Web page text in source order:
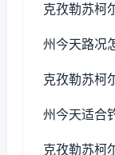
克孜勒苏柯
州今天路况
克孜勒苏柯
州今天适合
克孜勒苏柯